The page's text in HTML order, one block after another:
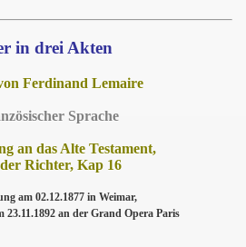
in drei Akten
Ferdinand Lemaire
Sprache
an das Alte Testament,
Richter, Kap 16
am 02.12.1877 in Weimar,
an der Grand Opera Paris